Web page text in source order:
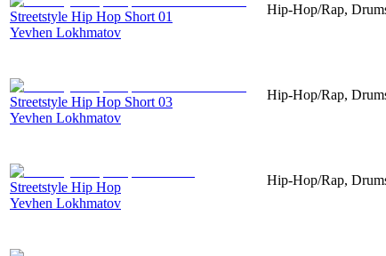
Streetstyle Hip Hop Short 01
Yevhen Lokhmatov
Hip-Hop/Rap,
Streetstyle Hip Hop Short 03
Yevhen Lokhmatov
Hip-Hop/Rap,
Streetstyle Hip Hop
Yevhen Lokhmatov
Hip-Hop/Rap,